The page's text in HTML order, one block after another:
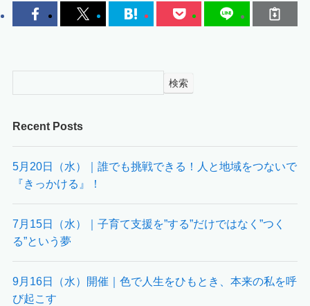
検索
Recent Posts
5月20日（水）｜誰でも挑戦できる！人と地域をつないで
『きっかける』！
7月15日（水）｜子育て支援を”する”だけではなく”つく
る”という夢
9月16日（水）開催｜色で人生をひもとき、本来の私を呼
び起こす